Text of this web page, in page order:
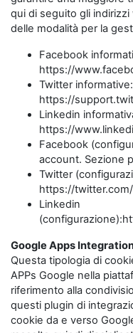
qui di seguito gli
delle modalità per la
Facebook
https://
Twitter informative:
https://
Linkedin
https://
Facebook
account. Sezione
Twitter
https://
Linkedin
Google Apps
Questa tipologia di
APPs Google nella
riferimento alla
questi plugin di
cookie da e verso